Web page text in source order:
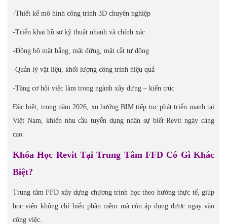
-Thiết kế mô hình công trình 3D chuyên nghiệp
-Triển khai hồ sơ kỹ thuật nhanh và chính xác
-Đồng bộ mặt bằng, mặt đứng, mặt cắt tự động
-Quản lý vật liệu, khối lượng công trình hiệu quả
-Tăng cơ hội việc làm trong ngành xây dựng – kiến trúc
Đặc biệt, trong năm 2026, xu hướng BIM tiếp tục phát triển mạnh tại
Việt Nam, khiến nhu cầu tuyển dụng nhân sự biết Revit ngày càng
cao.
Khóa Học Revit Tại Trung Tâm FFD Có Gì Khác
Biệt?
Trung tâm FFD xây dựng chương trình học theo hướng thực tế, giúp
học viên không chỉ hiểu phần mềm mà còn áp dụng được ngay vào
công việc.